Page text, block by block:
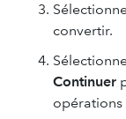
convertir.
Continuer
opérations